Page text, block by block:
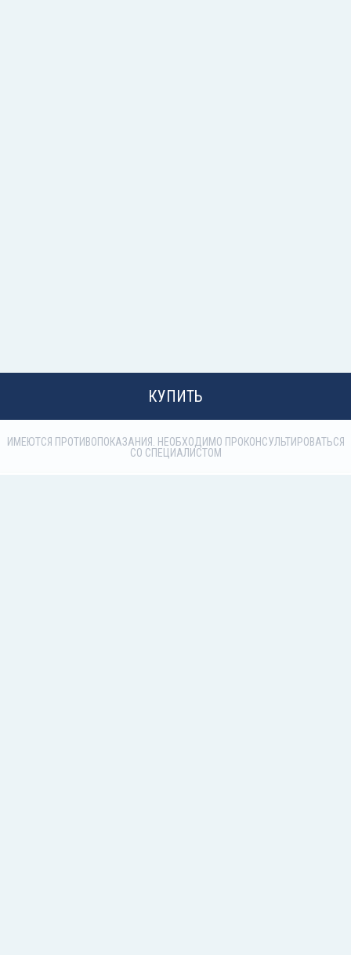
КУПИТЬ
ИМЕЮТСЯ ПРОТИВОПОКАЗАНИЯ. НЕОБХОДИМО ПРОКОНСУЛЬТИРОВАТЬСЯ
СО СПЕЦИАЛИСТОМ